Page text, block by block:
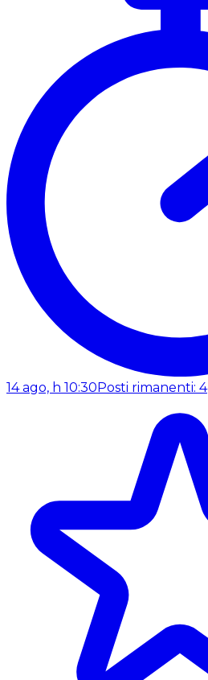
14 ago, h 10:30 Posti rimanenti: 4